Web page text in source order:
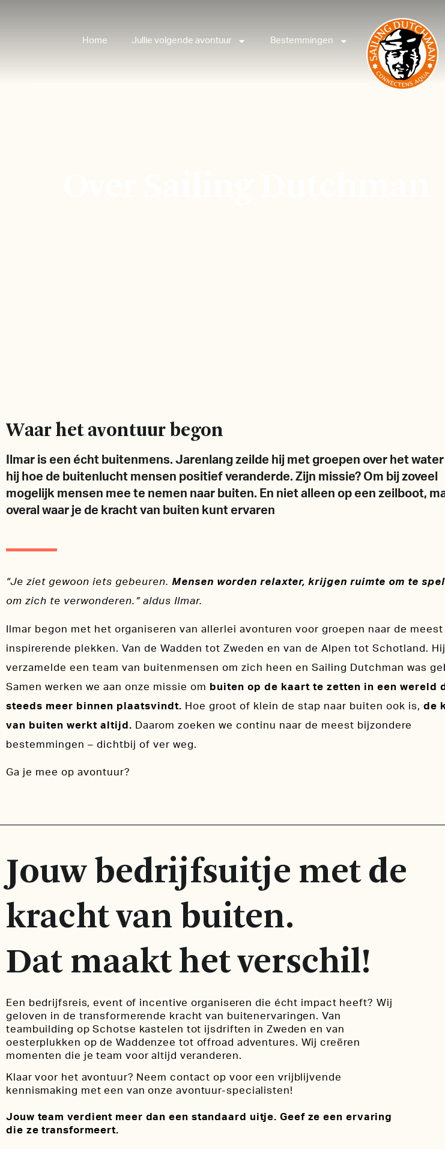
Home Jullie volgende avontuur Bestemmingen
Waar het avontuur begon
Ilmar is een écht buitenmens. Jarenlang zeilde hij met groepen over het water
hij hoe de buitenlucht mensen positief veranderde. Zijn missie? Om bij zoveel
mogelijk mensen mee te nemen naar buiten. En niet alleen op een zeilboot,
overal waar je de kracht van buiten kunt ervaren
“Je ziet gewoon iets gebeuren. Mensen worden relaxter, krijgen ruimte om te
om zich te verwonderen.” aldus Ilmar.
Ilmar begon met het organiseren van allerlei avonturen voor groepen naar de meest
inspirerende plekken. Van de Wadden tot Zweden en van de Alpen tot Schotland. Hij
verzamelde een team van buitenmensen om zich heen en Sailing Dutchman was
Samen werken we aan onze missie om buiten op de kaart te zetten in een wereld
steeds meer binnen plaatsvindt. Hoe groot of klein de stap naar buiten ook is, de
van buiten werkt altijd. Daarom zoeken we continu naar de meest bijzondere
bestemmingen – dichtbij of ver weg.
Ga je mee op avontuur?
Jouw bedrijfsuitje met de
kracht van buiten.
Dat maakt het verschil!
Een bedrijfsreis, event of incentive organiseren die écht impact heeft? Wij
geloven in de transformerende kracht van buitenervaringen. Van
teambuilding op Schotse kastelen tot ijsdriften in Zweden en van
oesterplukken op de Waddenzee tot offroad adventures. Wij creëren
momenten die je team voor altijd veranderen.
Klaar voor het avontuur? Neem contact op voor een vrijblijvende
kennismaking met een van onze avontuur-specialisten!
Jouw team verdient meer dan een standaard uitje. Geef ze een ervaring
die ze transformeert.